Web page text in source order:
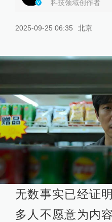
科技领域创作者
2025-09-25 06:35 北京
无数事实已经证
多人不愿意为内